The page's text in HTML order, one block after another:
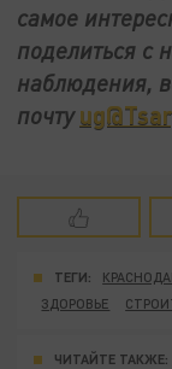
самое
поделиться с
наблюдения,
почту
ТЕГИ:
ЗДОРОВЬЕ
ЧИТАЙТЕ ТАКЖЕ: